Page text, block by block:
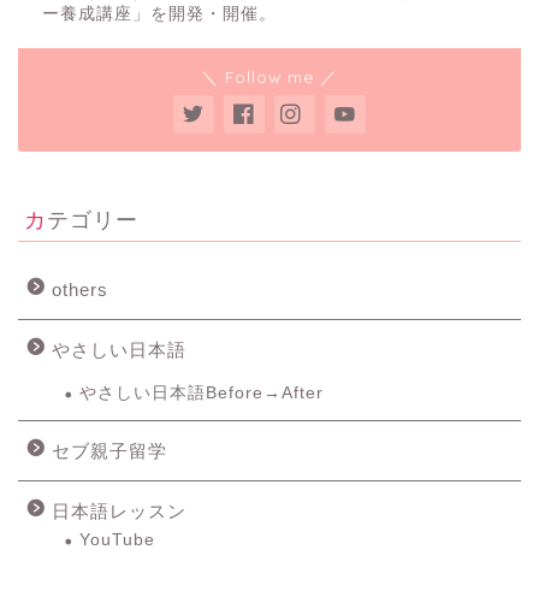
ー養成講座」を開発・開催。
＼ Follow me ／
カテゴリー
others
やさしい日本語
やさしい日本語Before→After
セブ親子留学
日本語レッスン
YouTube